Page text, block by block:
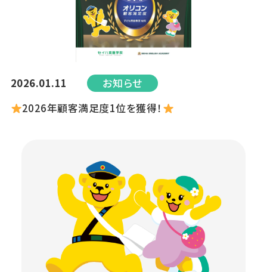
2026.01.11
お知らせ
2026年顧客満足度1位を獲得！